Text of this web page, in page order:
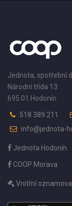
Jednota, spotřební
Národní třída 13
695 01 Hodonín
518 389 211
info@jednota-
Jednota Hodonín
COOP Morava
Vnitřní